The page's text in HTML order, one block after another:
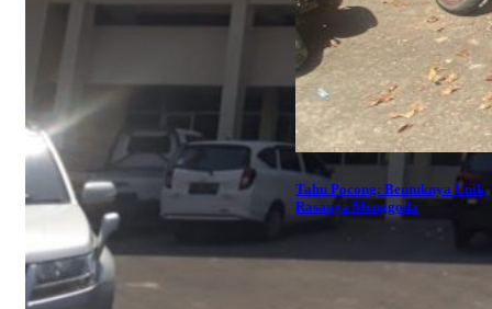
Tahu Pocong: Bentuknya Unik,
Rasanya Menggoda